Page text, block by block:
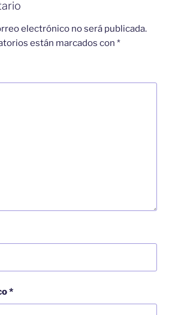
electrónico no será publicada.
están marcados con *
*